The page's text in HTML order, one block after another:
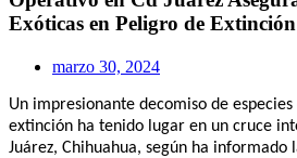
Exóticas en Peligro de Extinción
marzo 30, 2024
Un impresionante decomiso de
extinción ha tenido lugar en un cruce
Juárez, Chihuahua, según ha informado